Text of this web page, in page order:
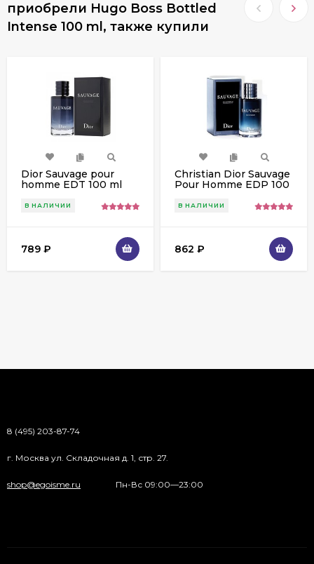
приобрели Hugo Boss Bottled
Intense 100 ml, также купили
Dior Sauvage pour
homme EDT 100 ml
В НАЛИЧИИ
789 ₽
Christian Dior Sauvage
Pour Homme EDP 100
В НАЛИЧИИ
862 ₽
8 (495) 203-87-74
г. Москва ул. Складочная д. 1, стр. 27.
shop@egoisme.ru Пн-Вс 09:00—23:00